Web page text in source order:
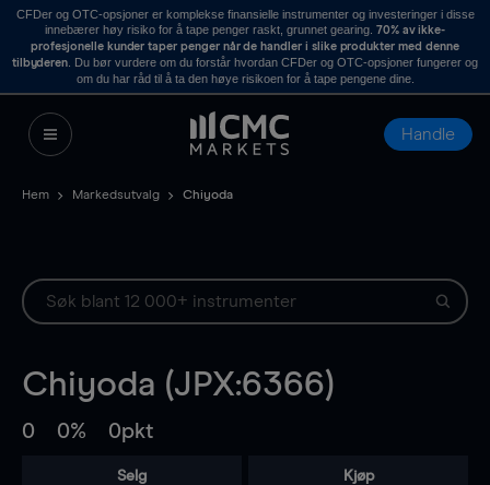
CFDer og OTC-opsjoner er komplekse finansielle instrumenter og investeringer i disse
innebærer høy risiko for å tape penger raskt, grunnet gearing. 70% av ikke-
profesjonelle kunder taper penger når de handler i slike produkter med denne
tilbyderen . Du bør vurdere om du forstår hvordan CFDer og OTC-opsjoner fungerer og
om du har råd til å ta den høye risikoen for å tape pengene dine.
Handle
Hem Markedsutvalg Chiyoda
Chiyoda (JPX:6366)
0 0% 0pkt
Selg Kjøp